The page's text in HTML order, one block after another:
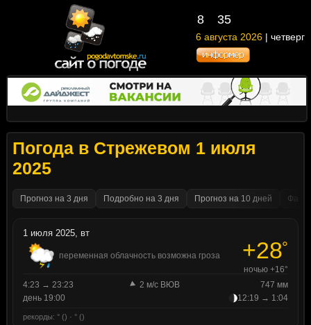
8 35
6 августа 2026 | четверг
Погода в Стрежевом 1 июля
2025
Прогноз на 3 дня Подробно на 3 дня Прогноз на 10 дней
1 июля 2025, вт
переменная облачность возможна гроза +28°
ночью +16°
4:23 → 23:23
2 м/с ВЮВ
747 мм
день 19:00
12:19 → 1:04
рекорды: ° () · ° ()